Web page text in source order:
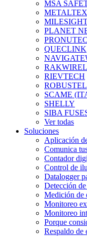
MSA
METALTEX
PLANET
PRONUTEC
QUECLINK
RIEVTECH
ROBUSTEL
SCAME
SHELLY
SIBA
Ver todas
Soluciones
Aplicación
Comunica
Contador
Control de
Datalogger
Detección
Medición de
Monitoreo
Monitoreo
Porque
Respaldo de